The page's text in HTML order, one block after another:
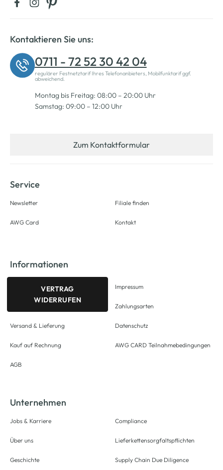
Kontaktieren Sie uns:
0711 - 72 52 30 42 04
regulärer Festnetztarif Ihres Telefonanbieters, Mobilfunktarif ggf.
abweichend.
Montag bis Freitag: 08:00 – 20:00 Uhr
Samstag: 09:00 – 12:00 Uhr
Zum Kontaktformular
Service
Newsletter
AWG Card
Filiale finden
Kontakt
Informationen
VERTRAG
WIDERRUFEN
Versand & Lieferung
Kauf auf Rechnung
AGB
Impressum
Zahlungsarten
Datenschutz
AWG CARD Teilnahmebedingungen
Unternehmen
Jobs & Karriere
Über uns
Geschichte
Compliance
Lieferkettensorgfaltspflichten
Supply Chain Due Diligence